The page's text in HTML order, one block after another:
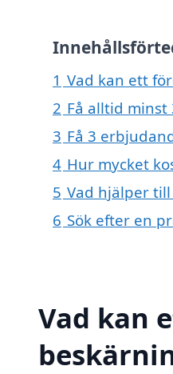
1 Vad kan ett
2 Få alltid
3 Få 3
4 Hur mycket
5 Vad hjälper
6 Sök efter en
Vad kan